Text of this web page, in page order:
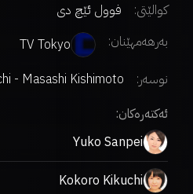
کوالێتی:
فوول ئێچ دی
بەرهەمهێنان:
TV Tokyo
نوسەر:
- Masashi Kishimoto
ئەکتەرەکان:
Yuko Sanpei
Kokoro Kikuchi